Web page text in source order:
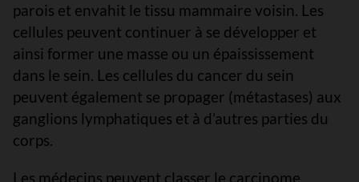
parois et envahit le tissu mammaire voisin. Les
cellules peuvent continuer à se développer et
ainsi former une masse ou un épaississement
dans le sein. Les cellules du cancer du sein
peuvent également se propager (métastases) aux
ganglions lymphatiques et à d’autres parties du
corps.
Les médecins peuvent classer le carcinome